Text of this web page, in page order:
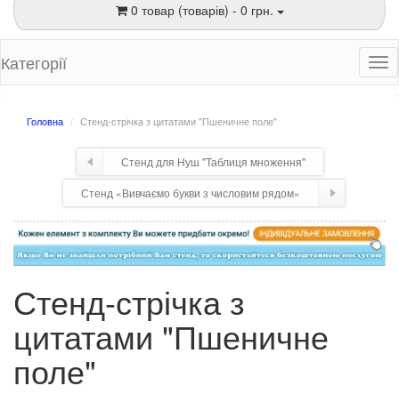
0 товар (товарів) - 0 грн.
Категорії
Головна Стенд-стрічка з цитатами "Пшеничне поле"
Стенд для Нуш "Таблиця множення"
Стенд «Вивчаємо букви з числовим рядом»
Стенд-стрічка з
цитатами "Пшеничне
поле"